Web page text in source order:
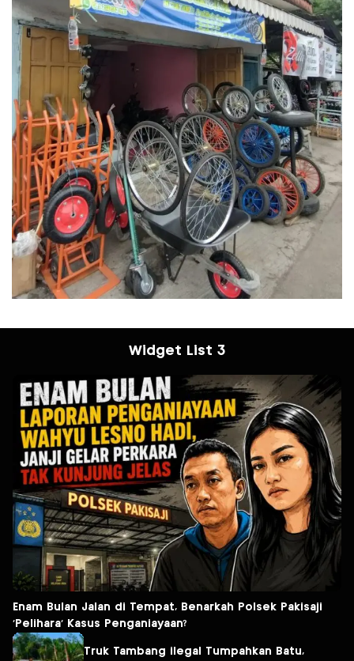
Widget List 3
Enam Bulan Jalan di Tempat, Benarkah Polsek Pakisaji
‘Pelihara’ Kasus Penganiayaan?
Truk Tambang ilegal Tumpahkan Batu,